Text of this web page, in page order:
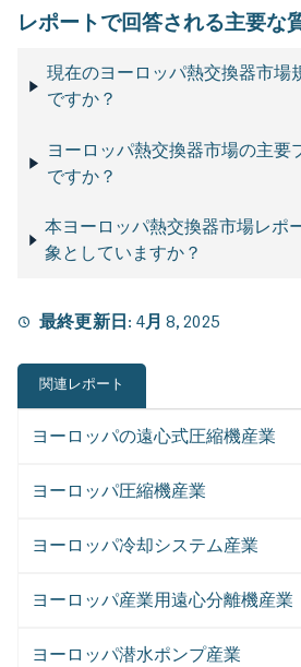
レポートで回答される主要な
現在のヨーロッパ熱交換器市場
ですか？
ヨーロッパ熱交換器市場の主要
ですか？
本ヨーロッパ熱交換器市場レポ
象としていますか？
最終更新日: 4月 8, 2025
関連レポート
ヨーロッパの遠心式圧縮機産業
ヨーロッパ圧縮機産業
ヨーロッパ冷却システム産業
ヨーロッパ産業用遠心分離機産業
ヨーロッパ潜水ポンプ産業